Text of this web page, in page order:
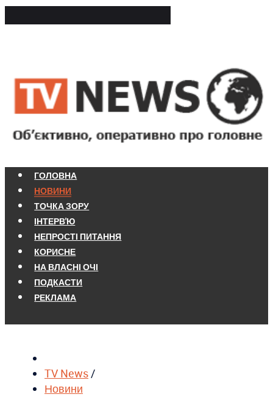
ГОЛОВНА
НОВИНИ
ТОЧКА ЗОРУ
ІНТЕРВ'Ю
НЕПРОСТІ ПИТАННЯ
КОРИСНЕ
НА ВЛАСНІ ОЧІ
ПОДКАСТИ
РЕКЛАМА
TV News/
Новини